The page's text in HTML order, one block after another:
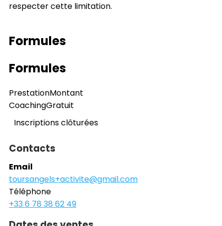
respecter cette limitation.
Formules
Formules
PrestationMontant
CoachingGratuit
Inscriptions clôturées
Contacts
Email
toursangels+activite@gmail.com
Téléphone
+33 6 78 38 62 49